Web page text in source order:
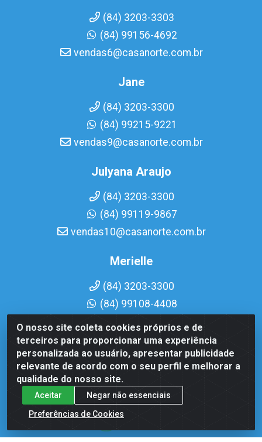
O nosso site coleta cookies próprios e de
terceiros para proporcionar uma experiência
personalizada ao usuário, apresentar publicidade
relevante de acordo com o seu perfil e melhorar a
qualidade do nosso site.
Aceitar
Negar não essenciais
Preferências de Cookies
(84) 3203-3303
(84) 99156-4692
vendas6@casanorte.com.br
Jane
(84) 3203-3300
(84) 99215-9221
vendas9@casanorte.com.br
Julyana Araujo
(84) 3203-3300
(84) 99119-9867
vendas10@casanorte.com.br
Merielle
(84) 3203-3300
(84) 99108-4408
vendas7@casanorte.com.br
Casa Norte LTDA - Av. Interventor Mário Câmara, 1815 - Dix-
Sept Rosado, Natal/RN - CEP 59054-600 - CNPJ
08.713.513/0001-51